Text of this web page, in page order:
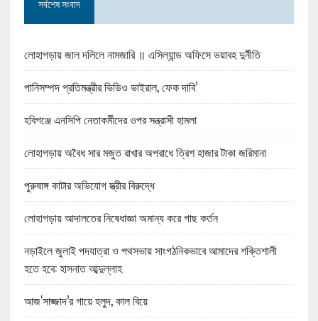
সর্বশেষ সংবাদ
লোহাগড়ায় জাল দলিলে নামজারি ॥ এসিল্যান্ড অফিসে ভয়াবহ দুর্নীতি
পানিসম্পদ প্রতিমন্ত্রীর ভিডিও ভাইরাল, ফেক দাবি’
হবিগঞ্জে এনসিপি নেতাকর্মীদের ওপর সন্ত্রাসী হামলা
লোহাগড়ায় অবৈধ সার মজুত রাখার অপরাধে ত্রিশ হাজার টাকা জরিমানা
পুরুষাঙ্গ কাটার অভিযোগ স্ত্রীর বিরুদ্ধে
লোহাগড়ায় আদালতের নিষেধাজ্ঞা অমান্য করে গাছ কর্তন
নড়াইলে জুলাই পদযাত্রা ও পথসভায় সাংগঠনিকভাবে আমাদের শক্তিশালী
হতে হবে: হাসনাত আব্দুল্লাহ
আজ‘সাজ্জাদ’র গায়ে হলুদ, কাল বিয়ে